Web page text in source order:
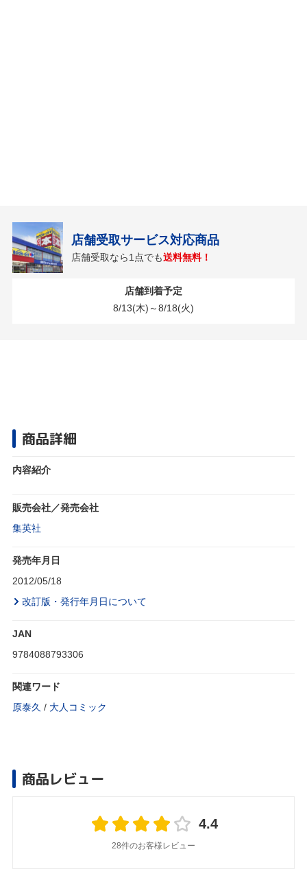
店舗受取サービス対応商品
店舗受取なら1点でも送料無料！
店舗到着予定
8/13(木)～8/18(火)
商品詳細
内容紹介
販売会社／発売会社
集英社
発売年月日
2012/05/18
改訂版・発行年月日について
JAN
9784088793306
関連ワード
原泰久 / 大人コミック
商品レビュー
4.4
28件のお客様レビュー